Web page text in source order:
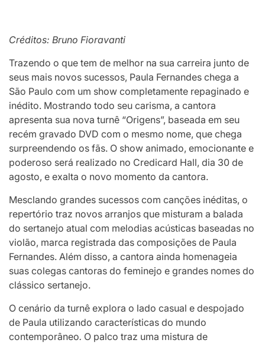
Créditos: Bruno Fioravanti
Trazendo o que tem de melhor na sua carreira junto de
seus mais novos sucessos, Paula Fernandes chega a
São Paulo com um show completamente repaginado e
inédito. Mostrando todo seu carisma, a cantora
apresenta sua nova turnê “Origens”, baseada em seu
recém gravado DVD com o mesmo nome, que chega
surpreendendo os fãs. O show animado, emocionante e
poderoso será realizado no Credicard Hall, dia 30 de
agosto, e exalta o novo momento da cantora.
Mesclando grandes sucessos com canções inéditas, o
repertório traz novos arranjos que misturam a balada
do sertanejo atual com melodias acústicas baseadas no
violão, marca registrada das composições de Paula
Fernandes. Além disso, a cantora ainda homenageia
suas colegas cantoras do feminejo e grandes nomes do
clássico sertanejo.
O cenário da turnê explora o lado casual e despojado
de Paula utilizando características do mundo
contemporâneo. O palco traz uma mistura de